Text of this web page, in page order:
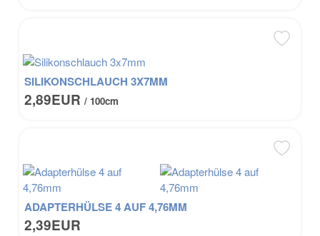
SILIKONSCHLAUCH 3X7MM
2,89EUR/ 100cm
ADAPTERHÜLSE 4 AUF 4,76MM
2,39EUR